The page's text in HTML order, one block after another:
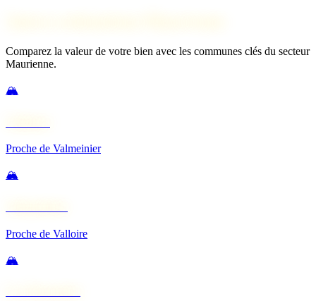
Comparez la valeur de votre bien avec les communes clés du secteur
Maurienne.
🏔️
Proche de Valmeinier
🏔️
Proche de Valloire
🏔️